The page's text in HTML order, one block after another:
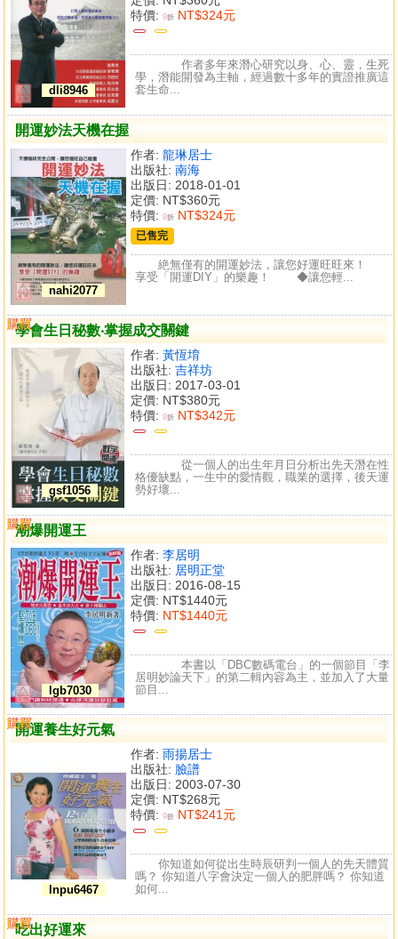
dli8946
特價: 9折 NT$324元
作者多年來潛心研究以身、心、靈，生死
學，潛能開發為主軸，經過數十多年的實證推廣這
套生命...
開運妙法天機在握
nahi2077
作者: 龍琳居士
出版社: 南海
出版日: 2018-01-01
定價: NT$360元
特價: 9折 NT$324元
已售完
絶無僅有的開運妙法，讓您好運旺旺來！
享受「開運DIY」的樂趣！ ◆讓您輕...
學會生日秘數‧掌握成交關鍵
gsf1056
作者: 黃恆堉
出版社: 吉祥坊
出版日: 2017-03-01
定價: NT$380元
特價: 9折 NT$342元
購買
比較
從一個人的出生年月日分析出先天潛在性
格優缺點，一生中的愛情觀，職業的選擇，後天運
勢好壞...
潮爆開運王
lgb7030
作者: 李居明
出版社: 居明正堂
出版日: 2016-08-15
定價: NT$1440元
特價: NT$1440元
購買
比較
本書以「DBC數碼電台」的一個節目「李
居明妙論天下」的第二輯內容為主，並加入了大量
節目...
開運養生好元氣
lnpu6467
作者: 雨揚居士
出版社: 臉譜
出版日: 2003-07-30
定價: NT$268元
特價: 9折 NT$241元
購買
比較
你知道如何從出生時辰研判一個人的先天體質
嗎？ 你知道八字會決定一個人的肥胖嗎？ 你知道
如何...
吃出好運來
購買
比較